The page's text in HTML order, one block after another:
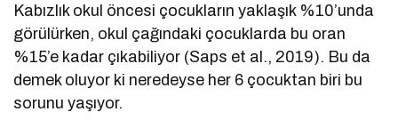
Kabızlık okul öncesi çocukların yaklaşık %10’unda
görülürken, okul çağındaki çocuklarda bu oran
%15’e kadar çıkabiliyor (Saps et al., 2019). Bu da
demek oluyor ki neredeyse her 6 çocuktan biri bu
sorunu yaşıyor.